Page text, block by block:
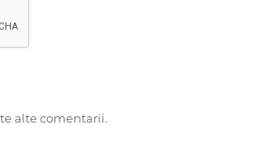
alte comentarii.